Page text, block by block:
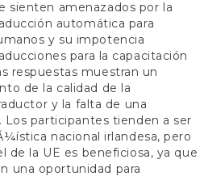
sienten amenazados por la
automática para
y su impotencia
para la capacitación
respuestas muestran un
de la calidad de la
y la falta de una
Los participantes tienden a ser
nacional irlandesa, pero
de la UE es beneficiosa, ya que
una oportunidad para